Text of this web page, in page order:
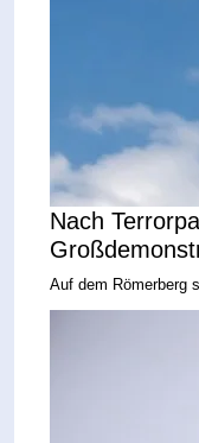
Nach
Auf dem Römerberg